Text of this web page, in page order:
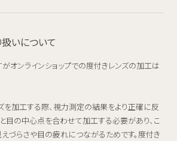
いについて
オンラインショップでの度付きレンズの加工は
を加工する際、視力測定の結果をより正確に反
目の中心点を合わせて加工する必要があり、こ
づらさや目の疲れにつながるためです。度付き